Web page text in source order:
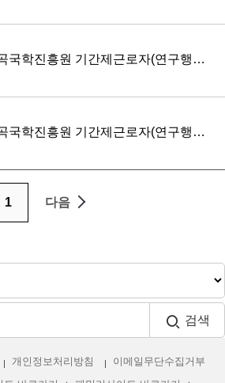
[정정] 2026년 (재)율곡국학진흥원 기간제근로자(연구행정) 공개채용 서류전형 추가 합격자(교육연수실) 공지
[공지] 2026년 (재)율곡국학진흥원 기간제근로자(연구행정) 공개채용 서류전형 합격자 및 면접전형 일정 공고
1 다음
검색
개인정보처리방침
이메일무단수집거부